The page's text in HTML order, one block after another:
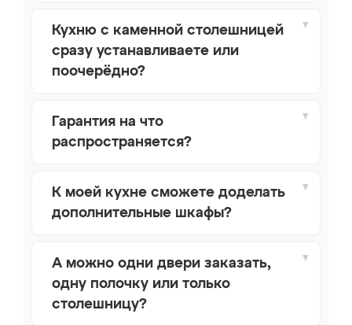
Кухню с каменной столешницей
сразу устанавливаете или
поочерёдно?
Гарантия на что
распространяется?
К моей кухне сможете доделать
дополнительные шкафы?
A можно одни двери заказать,
одну полочку или только
столешницу?